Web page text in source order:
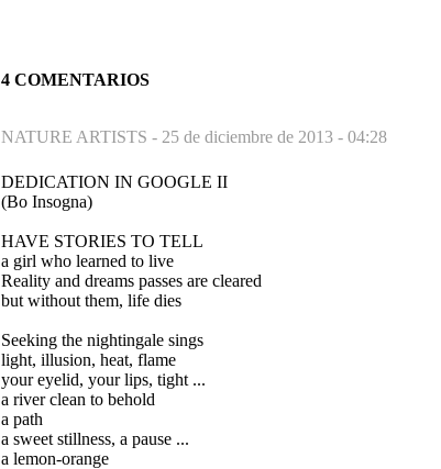
4 COMENTARIOS
NATURE ARTISTS - 25 de diciembre de 2013 - 04:28
DEDICATION IN GOOGLE II
(Bo Insogna)
HAVE STORIES TO TELL
a girl who learned to live
Reality and dreams passes are cleared
but without them, life dies
Seeking the nightingale sings
light, illusion, heat, flame
your eyelid, your lips, tight ...
a river clean to behold
a path
a sweet stillness, a pause ...
a lemon-orange